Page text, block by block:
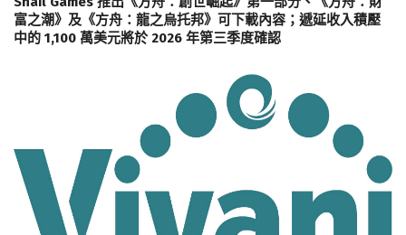
富之潮》及《方舟：龍之烏托邦》可下載內容；遞延收入積壓
中的 1,100 萬美元將於 2026 年第三季度確認